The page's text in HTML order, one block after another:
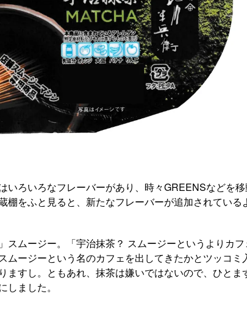
いろいろなフレーバーがあり、時々GREENSなどを
棚をふと見ると、新たなフレーバーが追加されている
スムージー。「宇治抹茶？ スムージーというよりカフ
ムージーという名のカフェを出してきたかとツッコミ
ますし。ともあれ、抹茶は嫌いではないので、ひとま
ました。